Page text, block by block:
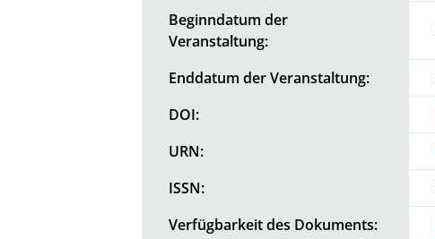
Beginndatum der
Veranstaltung:
Enddatum der Veranstaltung:
DOI:
URN:
ISSN:
Verfügbarkeit des Dokuments: